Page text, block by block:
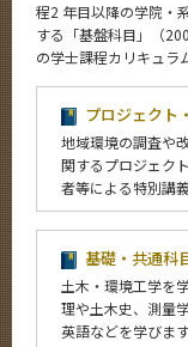
程2 年目以降の学院・
する「基盤科目」（
の学士課程カリキュラ
プロジェクト
地域環境の調査や
関するプロジェク
者等による特別講
基礎・共通科
土木・環境工学を
理や土木史、測量
英語などを学びます
土木・環境工学
News
Event Calendar